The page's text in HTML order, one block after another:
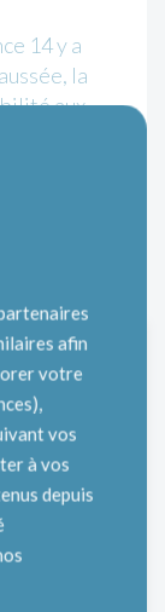
14 y a
la
aux
afin
votre
vos
à vos
depuis